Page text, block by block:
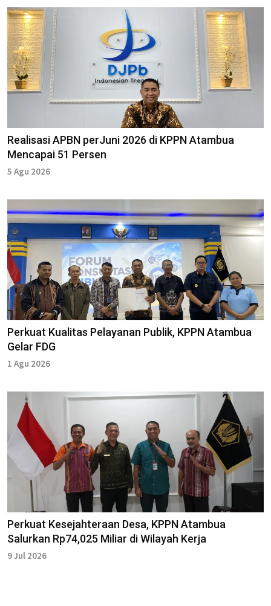
Realisasi APBN perJuni 2026 di KPPN Atambua
Mencapai 51 Persen
5 Agu 2026
Perkuat Kualitas Pelayanan Publik, KPPN Atambua
Gelar FDG
1 Agu 2026
Perkuat Kesejahteraan Desa, KPPN Atambua
Salurkan Rp74,025 Miliar di Wilayah Kerja
9 Jul 2026